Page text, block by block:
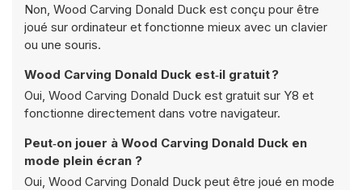
Non, Wood Carving Donald Duck est conçu pour être
joué sur ordinateur et fonctionne mieux avec un clavier
ou une souris.
Wood Carving Donald Duck est‑il gratuit ?
Oui, Wood Carving Donald Duck est gratuit sur Y8 et
fonctionne directement dans votre navigateur.
Peut‑on jouer à Wood Carving Donald Duck en
mode plein écran ?
Oui, Wood Carving Donald Duck peut être joué en mode